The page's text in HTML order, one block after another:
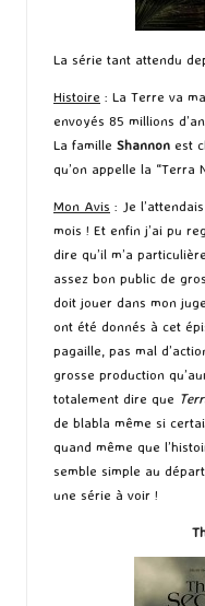
La série tant attendu
Histoire : La Terre va
envoyés 85 millions
La famille Shannon est
qu’on appelle la “Terra
Mon Avis : Je
mois ! Et enfin j’ai pu
dire qu’il m’a
assez bon public de
doit jouer dans mon
ont été donnés à cet
pagaille, pas mal
grosse production
totalement dire que
de blabla même si
quand même que
semble simple au
une série à voir !